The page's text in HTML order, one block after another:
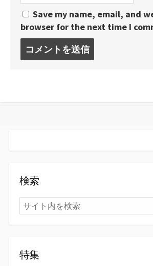
Save my name, email, and
browser for the next time I
メ
検索
検
索
特集